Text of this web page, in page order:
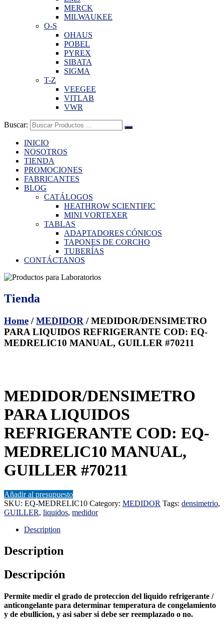
MERCK
MILWAUKEE
O-S
OHAUS
POBEL
PYREX
SIBATA
SIGMA
T-Z
VEEGEE
VITLAB
VWR
Buscar:
INICIO
NOSOTROS
TIENDA
PROMOCIONES
FABRICANTES
BLOG
CATÁLOGOS
HEATHROW SCIENTIFIC
MINI VORTEXER
TABLAS
ADAPTADORES CÓNICOS
TAPONES DE CORCHO
TUBERÍAS
CONTÁCTANOS
Tienda
Home /MEDIDOR / MEDIDOR/DENSIMETRO
PARA LIQUIDOS REFRIGERANTE COD: EQ-
MEDRELIC10 MANUAL, GUILLER #70211
MEDIDOR/DENSIMETRO
PARA LIQUIDOS
REFRIGERANTE COD: EQ-
MEDRELIC10 MANUAL,
GUILLER #70211
Añadir al presupuesto
SKU: EQ-MEDRELIC10 Category: MEDIDOR Tags: densimetrio,
GUILLER, liquidos, medidor
Description
Description
Descripción
Permite medir el grado de proteccion del liquido refrigerante /
anticongelante para determinar temperatura de congelamiento
y de ebullicion, y asi saber si debe ser reemplazado o no.